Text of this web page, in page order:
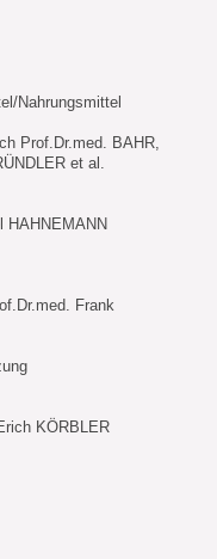
Nahrungsmittel
Prof.Dr.med. BAHR,
et al.
HAHNEMANN
Frank
KÖRBLER